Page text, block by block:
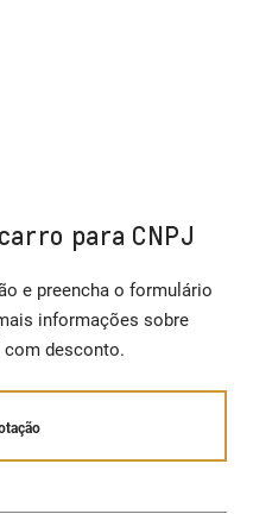
para CNPJ
e preencha o formulário
informações sobre
desconto.